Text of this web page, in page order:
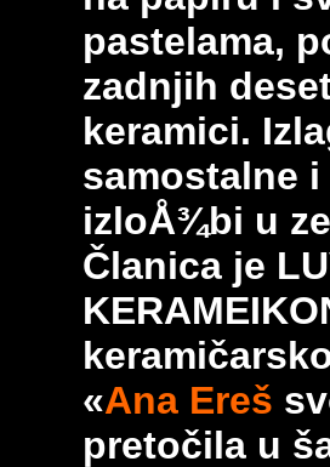
pastelama,
zadnjih
keramici.
samostalne
izloÅ¾bi u
Članica je
«Ana Ereš
pretočila u